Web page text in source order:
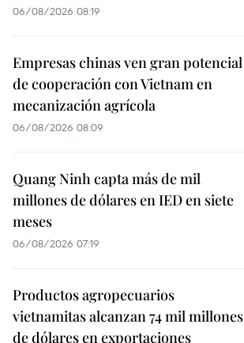
06/08/2026 08:19
Empresas chinas ven gran potencial
de cooperación con Vietnam en
mecanización agrícola
06/08/2026 08:09
Quang Ninh capta más de mil
millones de dólares en IED en siete
meses
06/08/2026 07:19
Productos agropecuarios
vietnamitas alcanzan 74 mil millones
de dólares en exportaciones